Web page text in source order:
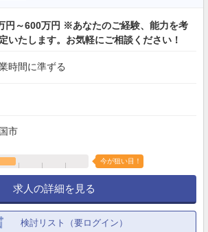
円～600万円 ※あなたのご経験、能力を考
いたします。お気軽にご相談ください！
時間に準ずる
市
今が狙い目！
求人の詳細を見る
検討リスト（要ログイン）